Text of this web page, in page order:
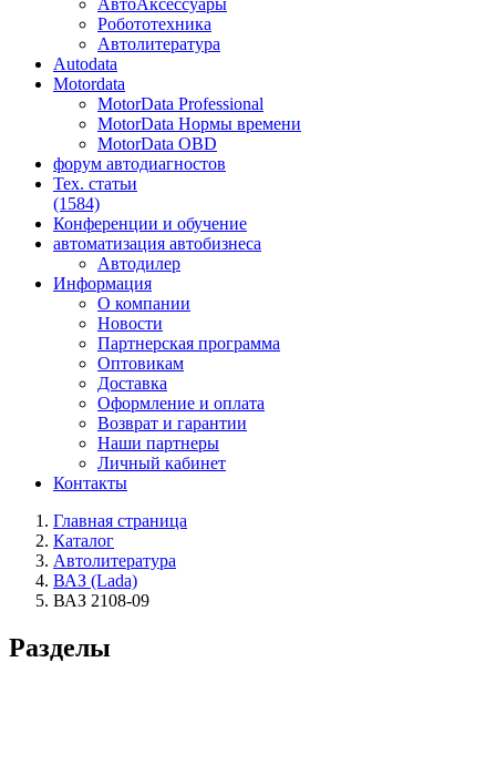
АвтоАксессуары
Робототехника
Автолитература
Autodata
Motordata
MotorData Professional
MotorData Нормы времени
MotorData OBD
форум автодиагностов
Тех. статьи
(1584)
Конференции и обучение
автоматизация автобизнеса
Автодилер
Информация
О компании
Новости
Партнерская программа
Оптовикам
Доставка
Оформление и оплата
Возврат и гарантии
Наши партнеры
Личный кабинет
Контакты
Главная страница
Каталог
Автолитература
ВАЗ (Lada)
ВАЗ 2108-09
Разделы